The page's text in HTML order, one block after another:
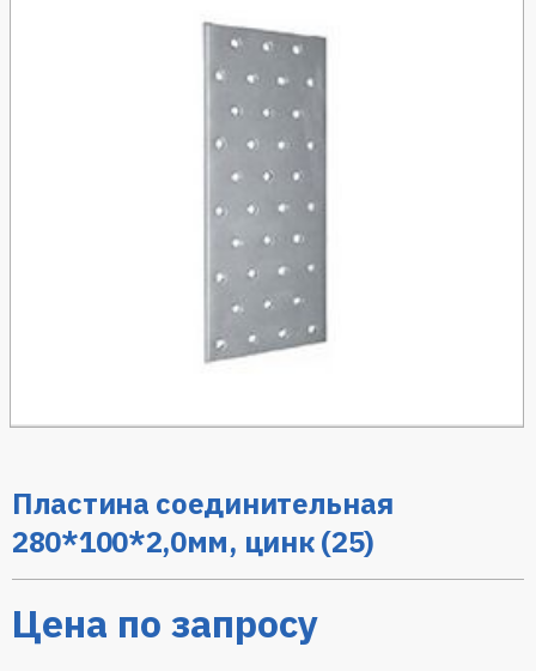
Пластина соединительная
280*100*2,0мм, цинк (25)
Цена по запросу